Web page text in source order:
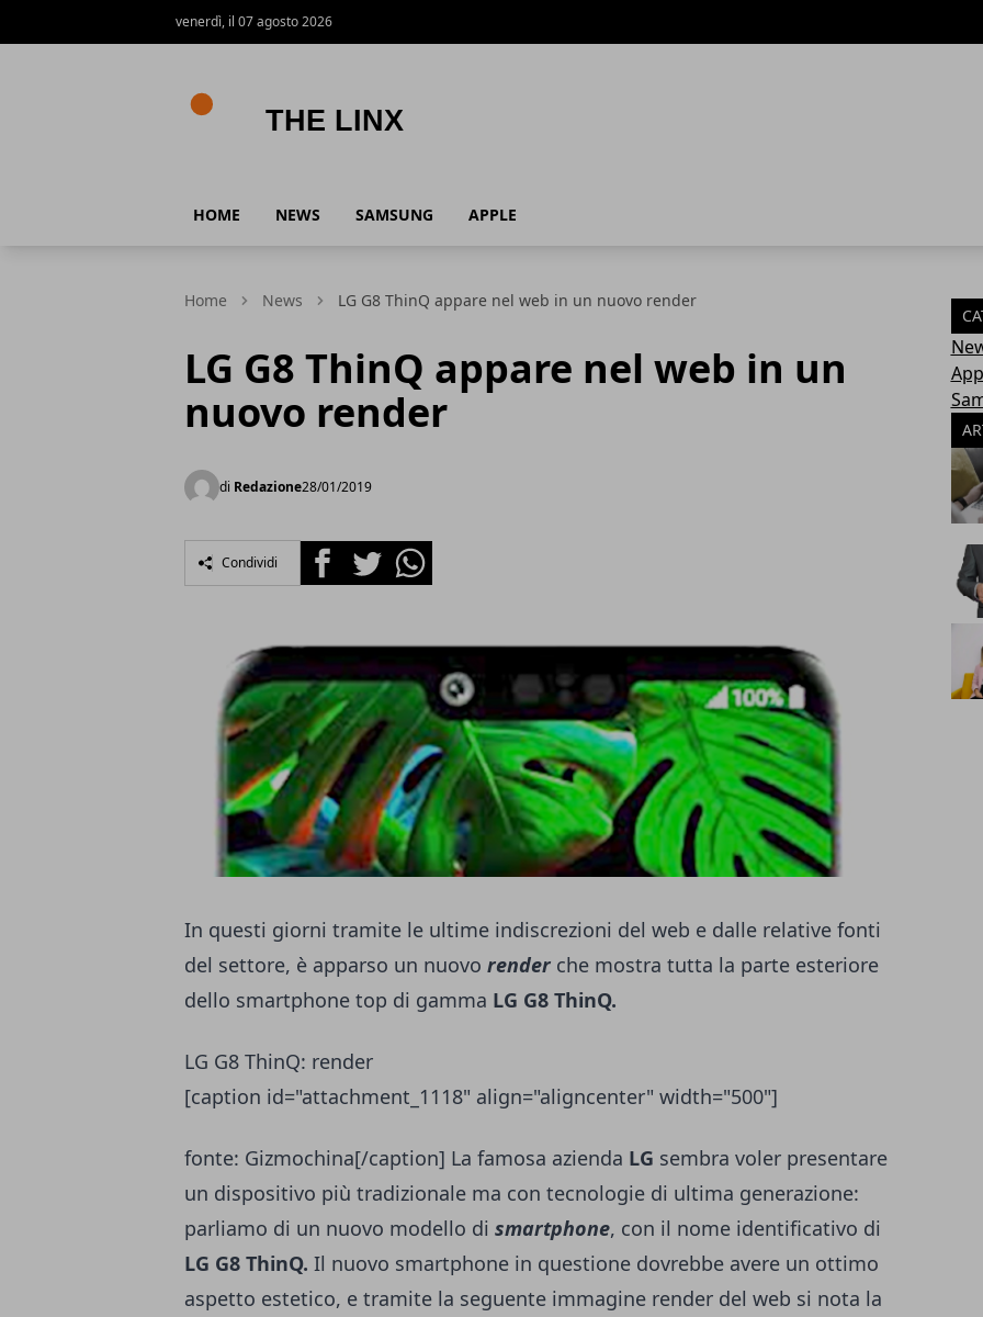
venerdì, il 07 agosto 2026
HOME NEWS SAMSUNG APPLE
Home News LG G8 ThinQ appare nel web in un nuovo render
LG G8 ThinQ appare nel web in un
nuovo render
di Redazione28/01/2019
Condividi FacebookTwitterWhatsapp
In questi giorni tramite le ultime indiscrezioni del web e dalle relative fonti
del settore, è apparso un nuovo render che mostra tutta la parte esteriore
dello smartphone top di gamma LG G8 ThinQ.
LG G8 ThinQ: render
[caption id="attachment_1118" align="aligncenter" width="500"]
fonte: Gizmochina[/caption] La famosa azienda LG sembra voler presentare
un dispositivo più tradizionale ma con tecnologie di ultima generazione:
parliamo di un nuovo modello di smartphone, con il nome identificativo di
LG G8 ThinQ. Il nuovo smartphone in questione dovrebbe avere un ottimo
aspetto estetico, e tramite la seguente immagine render del web si nota la